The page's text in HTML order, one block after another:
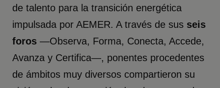
de talento para la transición energética
impulsada por AEMER. A través de sus seis
foros —Observa, Forma, Conecta, Accede,
Avanza y Certifica—, ponentes procedentes
de ámbitos muy diversos compartieron su